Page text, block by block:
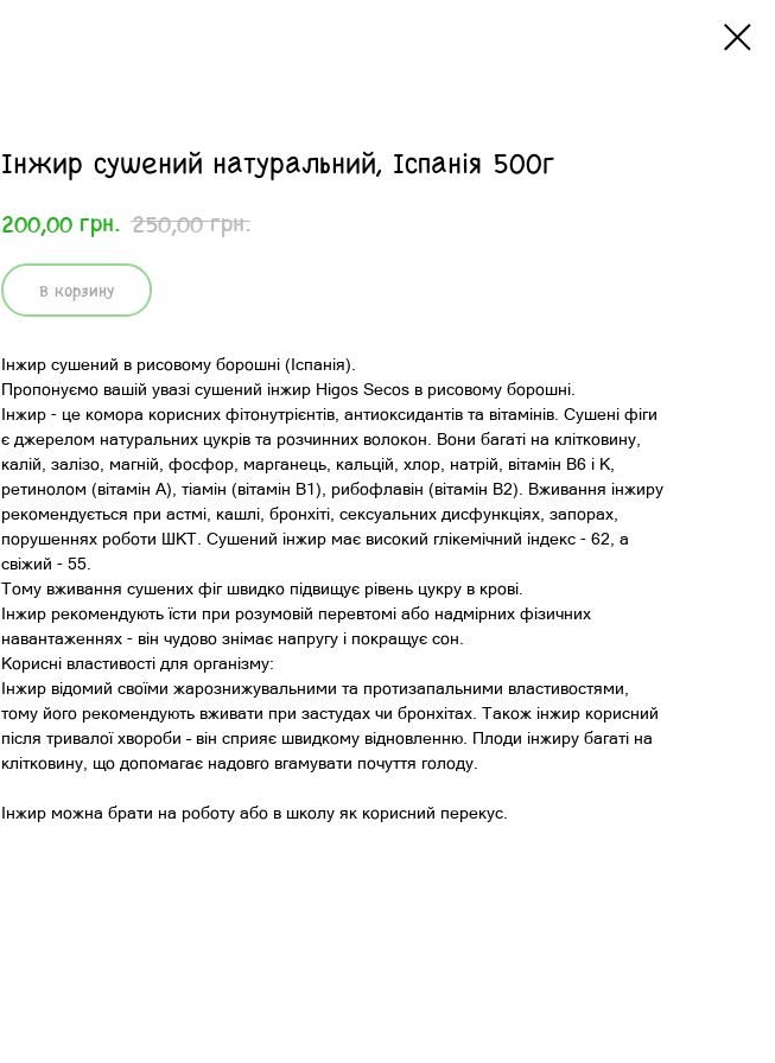
Інжир сушений натуральний, Іспанія 500г
200,00 грн. 250,00 грн.
В корзину
Інжир сушений в рисовому борошні (Іспанія).
Пропонуємо вашій увазі сушений інжир Higos Secos в рисовому борошні.
Інжир - це комора корисних фітонутрієнтів, антиоксидантів та вітамінів. Сушені фіги
є джерелом натуральних цукрів та розчинних волокон. Вони багаті на клітковину,
калій, залізо, магній, фосфор, марганець, кальцій, хлор, натрій, вітамін B6 і K,
ретинолом (вітамін А), тіамін (вітамін В1), рибофлавін (вітамін В2). Вживання інжиру
рекомендується при астмі, кашлі, бронхіті, сексуальних дисфункціях, запорах,
порушеннях роботи ШКТ. Сушений інжир має високий глікемічний індекс - 62, а
свіжий - 55.
Тому вживання сушених фіг швидко підвищує рівень цукру в крові.
Інжир рекомендують їсти при розумовій перевтомі або надмірних фізичних
навантаженнях - він чудово знімає напругу і покращує сон.
Корисні властивості для організму:
Інжир відомий своїми жарознижувальними та протизапальними властивостями,
тому його рекомендують вживати при застудах чи бронхітах. Також інжир корисний
після тривалої хвороби – він сприяє швидкому відновленню. Плоди інжиру багаті на
клітковину, що допомагає надовго вгамувати почуття голоду.
Інжир можна брати на роботу або в школу як корисний перекус.